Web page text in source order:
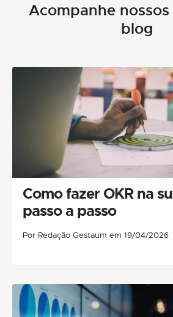
Acompanhe
blog
Como fazer OKR na
passo a passo
Por Redação Gestaum em 19/04/2026